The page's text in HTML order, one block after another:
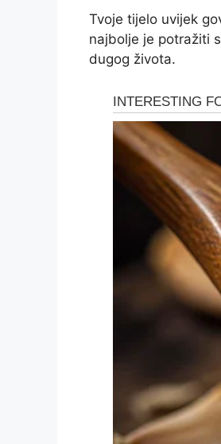
Tvoje tijelo uvijek
najbolje je potražiti
dugog života.